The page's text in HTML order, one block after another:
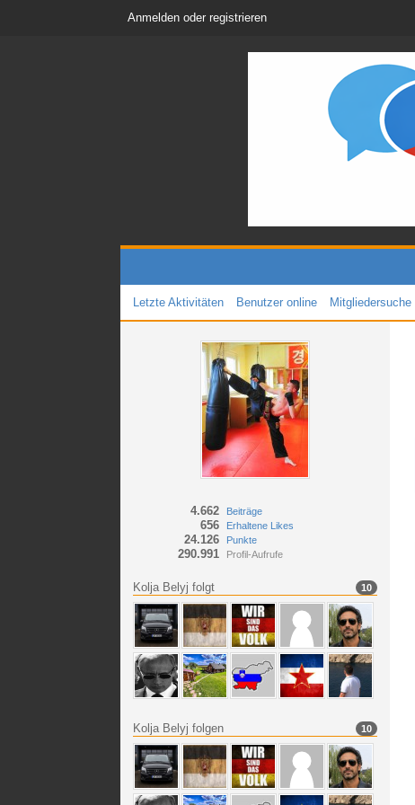
Anmelden oder registrieren
Letzte Aktivitäten Benutzer online Mitgliedersuche
Beiträge
4.662
Erhaltene Likes
656
Punkte
24.126
Profil-Aufrufe
290.991
Kolja Belyj folgt 10
Kolja Belyj folgen 10